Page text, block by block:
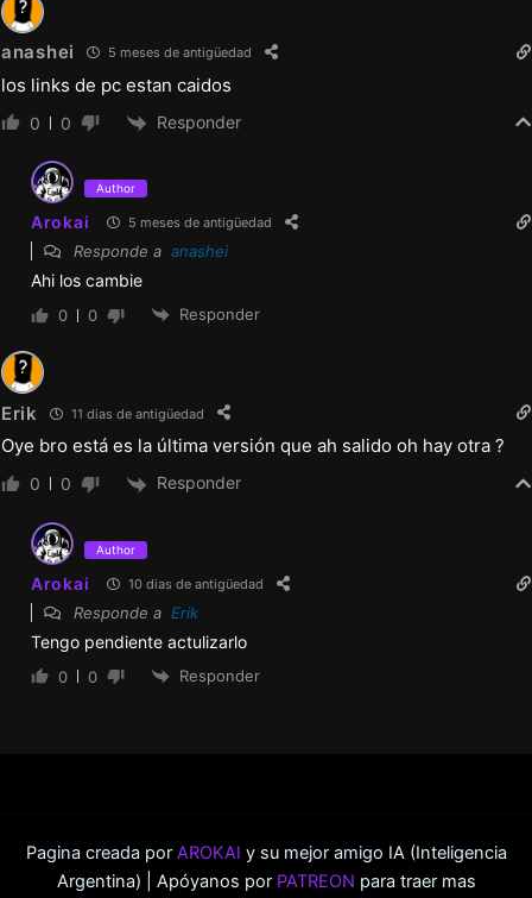
anashei 5 meses de antigüedad
los links de pc estan caidos
0 0 Responder
Author
Arokai 5 meses de antigüedad
Responde a anashei
Ahi los cambie
0 0 Responder
Erik 11 dias de antigüedad
Oye bro está es la última versión que ah salido oh hay otra ?
0 0 Responder
Author
Arokai 10 dias de antigüedad
Responde a Erik
Tengo pendiente actulizarlo
0 0 Responder
Pagina creada por AROKAI y su mejor amigo IA (Inteligencia
Argentina) | Apóyanos por PATREON para traer mas